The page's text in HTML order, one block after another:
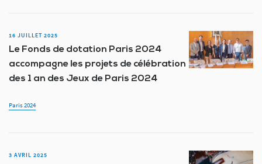
16 JUILLET 2025
Le Fonds de dotation Paris 2024
accompagne les projets de célébration
des 1 an des Jeux de Paris 2024
Paris 2024
3 AVRIL 2025